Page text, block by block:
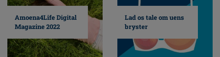
Amoena4Life Digital
Magazine 2022
Lad os tale om uens
bryster